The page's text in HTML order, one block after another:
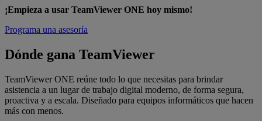
¡Empieza a usar TeamViewer ONE hoy mismo!
Programa una asesoría
Dónde gana TeamViewer
TeamViewer ONE reúne todo lo que necesitas para brindar
asistencia a un lugar de trabajo digital moderno, de forma segura,
proactiva y a escala. Diseñado para equipos informáticos que hacen
más con menos.